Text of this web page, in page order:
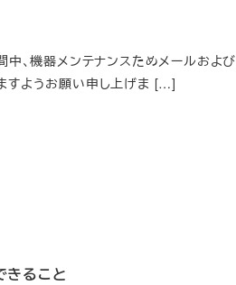
、機器メンテナンスためメールおよ
すようお願い申し上げま […]
きること